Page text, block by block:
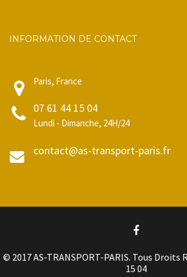
INFORMATION DE CONTACT
Paris, France
07 61 44 15 04
Lundi - Dimanche, 24H/24
contact@as-transport-paris.fr
© 2017 AS-TRANSPORT-PARIS. Tous Droits
15 04